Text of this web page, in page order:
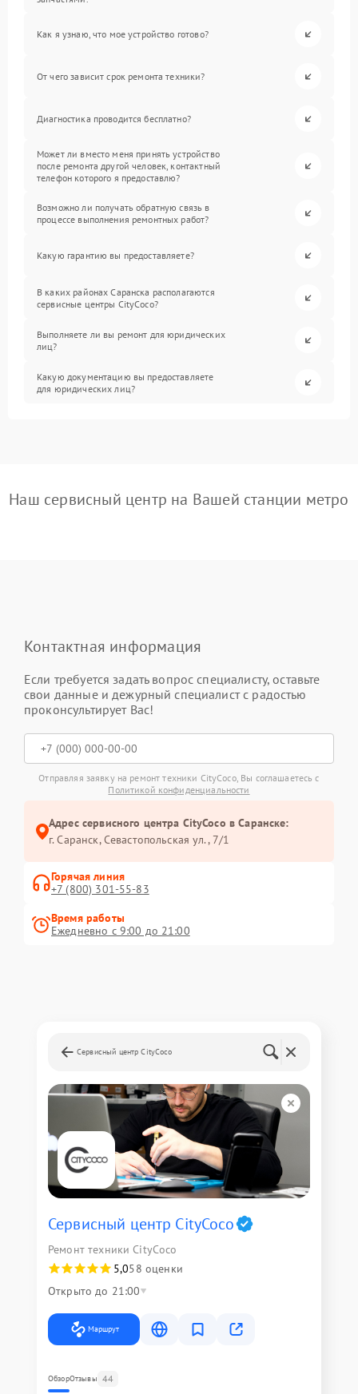
Как я узнаю, что мое устройство готово?
От чего зависит срок ремонта техники?
Диагностика проводится бесплатно?
Может ли вместо меня принять устройство
после ремонта другой человек, контактный
телефон которого я предоставлю?
Возможно ли получать обратную связь в
процессе выполнения ремонтных работ?
Какую гарантию вы предоставляете?
В каких районах Саранска располагаются
сервисные центры CityCoco?
Выполняете ли вы ремонт для юридических
лиц?
Какую документацию вы предоставляете
для юридических лиц?
Наш сервисный центр на Вашей станции метро
Контактная информация
Если требуется задать вопрос специалисту, оставьте
свои данные и дежурный специалист с радостью
проконсультирует Вас!
Отправляя заявку на ремонт техники CityCoco, Вы соглашаетесь с
Политикой конфиденциальности
Адрес сервисного центра CityCoco в Саранске:
г. Саранск, Севастопольская ул., 7/1
Горячая линия
+7 (800) 301-55-83
Время работы
Ежедневно с 9:00 до 21:00
Сервисный центр CityCoco
Сервисный центр CityCoco
Ремонт техники CityCoco
5,058 оценки
Открыто до 21:00
Маршрут
ОбзорОтзывы 44